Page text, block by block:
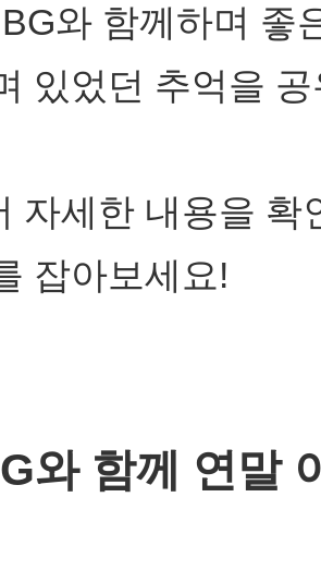
와 함께하며 좋
있었던 추억을
자세한 내용을
잡아보세요!
와 함께 연말